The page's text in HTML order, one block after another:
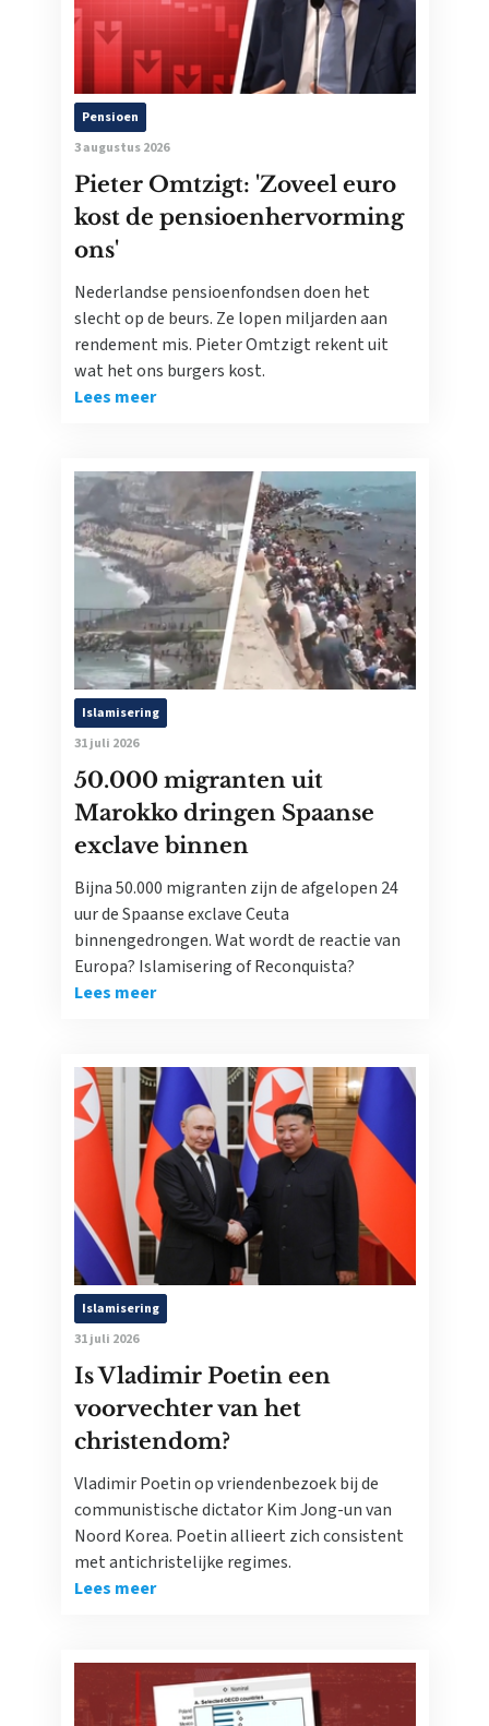
Pensioen
3 augustus 2026
Pieter Omtzigt: 'Zoveel euro
kost de pensioenhervorming
ons'
Nederlandse pensioenfondsen doen het
slecht op de beurs. Ze lopen miljarden aan
rendement mis. Pieter Omtzigt rekent uit
wat het ons burgers kost.
Lees meer
Islamisering
31 juli 2026
50.000 migranten uit
Marokko dringen Spaanse
exclave binnen
Bijna 50.000 migranten zijn de afgelopen 24
uur de Spaanse exclave Ceuta
binnengedrongen. Wat wordt de reactie van
Europa? Islamisering of Reconquista?
Lees meer
Islamisering
31 juli 2026
Is Vladimir Poetin een
voorvechter van het
christendom?
Vladimir Poetin op vriendenbezoek bij de
communistische dictator Kim Jong-un van
Noord Korea. Poetin allieert zich consistent
met antichristelijke regimes.
Lees meer